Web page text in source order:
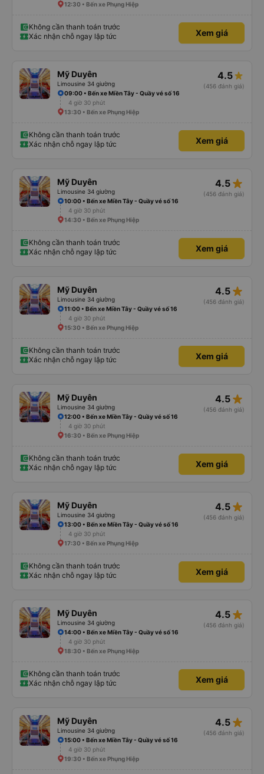
12:30 • Bến xe Phụng Hiệp
Không cần thanh toán trước
Xác nhận chỗ ngay lập tức
Xem giá
Mỹ Duyên
Limousine 34 giường
4.5
(456 đánh giá)
09:00 • Bến xe Miền Tây - Quầy vé số 16
4 giờ 30 phút
13:30 • Bến xe Phụng Hiệp
Không cần thanh toán trước
Xác nhận chỗ ngay lập tức
Xem giá
Mỹ Duyên
Limousine 34 giường
4.5 star_rate
(456 đánh giá)
10:00 • Bến xe Miền Tây - Quầy vé số 16
4 giờ 30 phút
14:30 • Bến xe Phụng Hiệp
Không cần thanh toán trước
Xác nhận chỗ ngay lập tức
Xem giá
Mỹ Duyên
Limousine 34 giường
4.5 star_rate
(456 đánh giá)
11:00 • Bến xe Miền Tây - Quầy vé số 16
4 giờ 30 phút
15:30 • Bến xe Phụng Hiệp
Không cần thanh toán trước
Xác nhận chỗ ngay lập tức
Xem giá
Mỹ Duyên
Limousine 34 giường
4.5 star_rate
(456 đánh giá)
12:00 • Bến xe Miền Tây - Quầy vé số 16
4 giờ 30 phút
16:30 • Bến xe Phụng Hiệp
Không cần thanh toán trước
Xác nhận chỗ ngay lập tức
Xem giá
Mỹ Duyên
Limousine 34 giường
4.5 star_rate
(456 đánh giá)
13:00 • Bến xe Miền Tây - Quầy vé số 16
4 giờ 30 phút
17:30 • Bến xe Phụng Hiệp
Không cần thanh toán trước
Xác nhận chỗ ngay lập tức
Xem giá
Mỹ Duyên
Limousine 34 giường
4.5 star_rate
(456 đánh giá)
14:00 • Bến xe Miền Tây - Quầy vé số 16
4 giờ 30 phút
18:30 • Bến xe Phụng Hiệp
Không cần thanh toán trước
Xác nhận chỗ ngay lập tức
Xem giá
Mỹ Duyên
Limousine 34 giường
4.5 star_rate
(456 đánh giá)
15:00 • Bến xe Miền Tây - Quầy vé số 16
4 giờ 30 phút
19:30 • Bến xe Phụng Hiệp